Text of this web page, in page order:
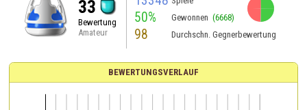
33
Bewertung
Amateur
50% Gewonnen (6668)
98 Durchschn. Gegnerbewertung
BEWERTUNGSVERLAUF